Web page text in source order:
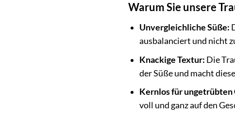
Warum Sie unsere
Unvergleichliche Süße:
ausbalanciert und nicht
Knackige Textur: Die
der Süße und macht
Kernlos für ungetrübten
voll und ganz auf den